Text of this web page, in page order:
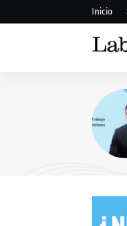
Inicio